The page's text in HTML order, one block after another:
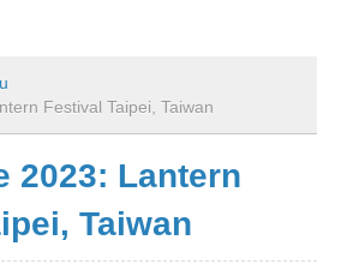
Festival Taipei, Taiwan
2023: Lantern
Taiwan